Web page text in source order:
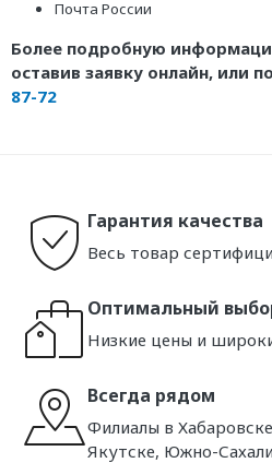
Почта России
Более подробную
оставив заявку онлайн, или
87-72
Гарантия качества
Весь товар
Оптимальный
Низкие цены и
Всегда рядом
Филиалы в
Якутске, Южно-